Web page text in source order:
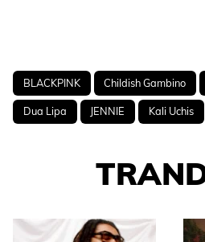
BLACKPINK Childish Gambino
Dua Lipa JENNIE Kali Uchis